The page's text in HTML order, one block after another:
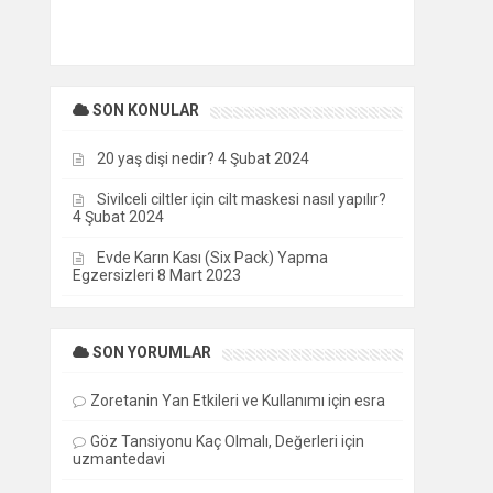
SON KONULAR
20 yaş dişi nedir? 4 Şubat 2024
Sivilceli ciltler için cilt maskesi nasıl yapılır?
4 Şubat 2024
Evde Karın Kası (Six Pack) Yapma
Egzersizleri 8 Mart 2023
SON YORUMLAR
Zoretanin Yan Etkileri ve Kullanımı için esra
Göz Tansiyonu Kaç Olmalı, Değerleri için
uzmantedavi